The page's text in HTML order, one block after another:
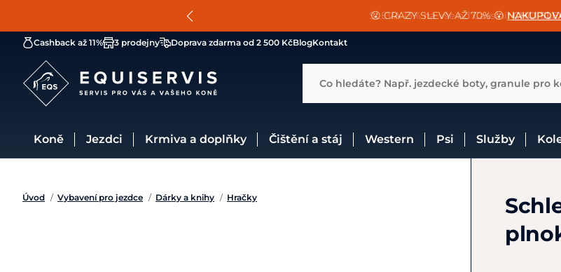
SLEVA 13% na vše od Cassini! CHCI
😮 CRAZY SLEVY AŽ 70% 😮
📐Pasování a doplňky k vybraným sedlům
Cashback až 11% 3 prodejny Doprava zdarma od 2 500 KčBlogKontakt
Co hledáte? Např. jezdecké boty, granule pro
Koně Jezdci Krmiva a doplňky Čištění a stáj Western Psi Služby
Úvod / Vybavení pro jezdce / Dárky a knihy / Hračky